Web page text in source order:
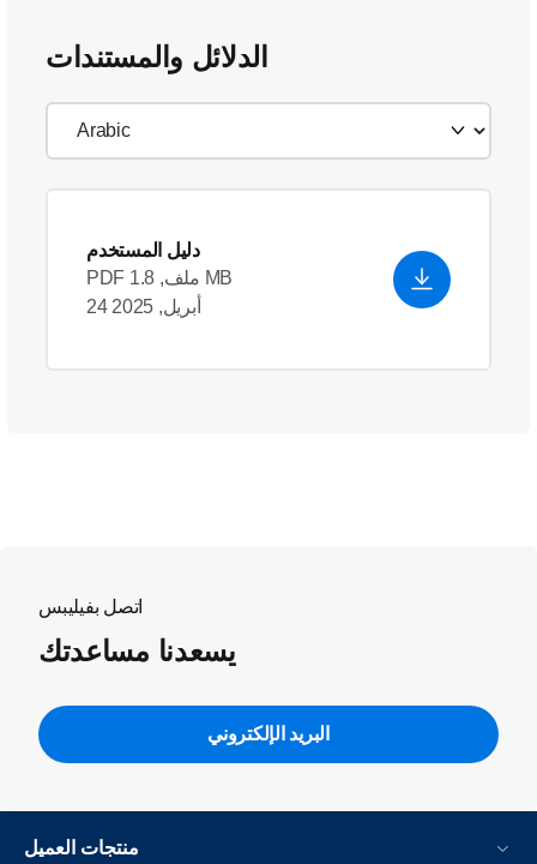
الدلائل والمستندات
دليل المستخدم
PDF ملف, 1.8 MB
24 أبريل, 2025
اتصل بفيليبس
يسعدنا مساعدتك
البريد الإلكتروني
منتجات العميل